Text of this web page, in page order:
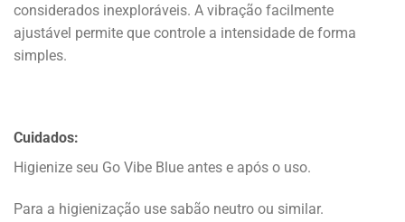
considerados inexploráveis. A vibração facilmente
ajustável permite que controle a intensidade de forma
simples.
Cuidados:
Higienize seu Go Vibe Blue antes e após o uso.
Para a higienização use sabão neutro ou similar.